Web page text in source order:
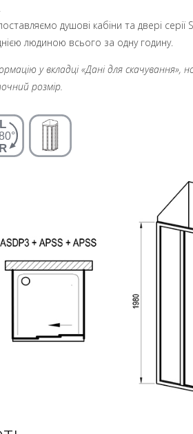
душові кабіни та двері серії
людиною всього за одну годину.
у вкладці «Дані для скачування»,
розмір.